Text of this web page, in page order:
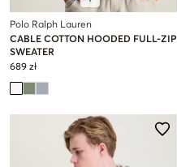
Polo Ralph Lauren
CABLE COTTON HOODED FULL-ZIP
SWEATER
689 zł